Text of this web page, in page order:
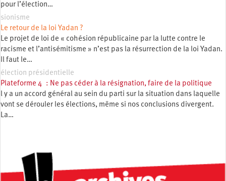
pour l’élection…
sionisme
Le retour de la loi Yadan ?
Le projet de loi de « cohésion républicaine par la lutte contre le
racisme et l’antisémitisme » n’est pas la résurrection de la loi Yadan.
Il faut le…
élection présidentielle
Plateforme 4 : Ne pas céder à la résignation, faire de la politique
l y a un accord général au sein du parti sur la situation dans laquelle
vont se dérouler les élections, même si nos conclusions divergent.
La…